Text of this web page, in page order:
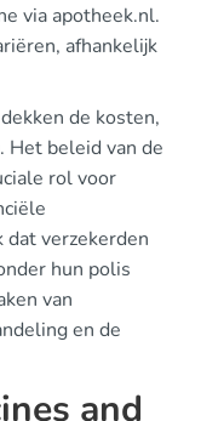
via apotheek.nl.
afhankelijk
de kosten,
Het beleid van de
rol voor
verzekerden
hun polis
van
en de
and